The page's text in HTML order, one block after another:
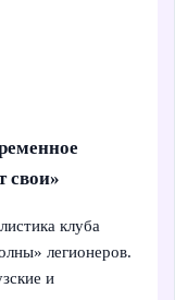
свои»
клуба
легионеров.
и